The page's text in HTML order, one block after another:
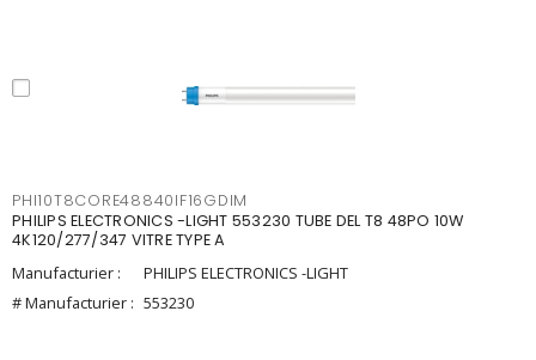
PHI10T8CORE48840IF16GDIM
PHILIPS ELECTRONICS -LIGHT 553230 TUBE DEL T8 48PO 10W
4K120/277/347 VITRE TYPE A
Manufacturier :
PHILIPS ELECTRONICS -LIGHT
# Manufacturier : 553230